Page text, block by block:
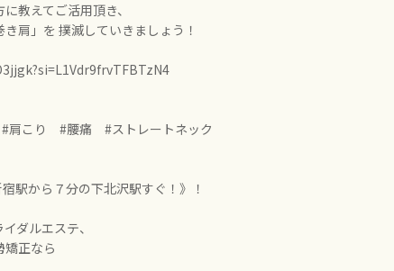
教えてご活用頂き、
肩」を 撲滅していきましょう！
si=L1Vdr9frvTFBTzN4
こり #腰痛 #ストレートネック
駅から７分の下北沢駅すぐ！》！
ダルエステ、
矯正なら